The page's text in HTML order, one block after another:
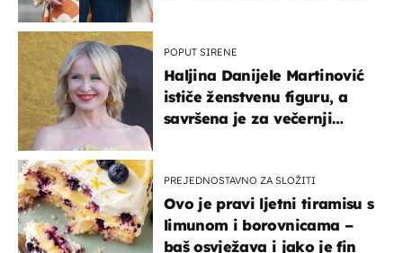
POPUT SIRENE
Haljina Danijele Martinović
ističe ženstvenu figuru, a
savršena je za večernji
PREJEDNOSTAVNO ZA SLOŽITI
Ovo je pravi ljetni tiramisu s
limunom i borovnicama –
baš osvježava i jako je fin